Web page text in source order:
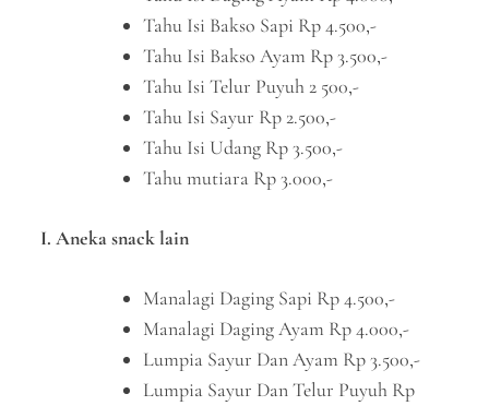
Tahu Isi Bakso Sapi Rp 4.500,-
Tahu Isi Bakso Ayam Rp 3.500,-
Tahu Isi Telur Puyuh 2 500,-
Tahu Isi Sayur Rp 2.500,-
Tahu Isi Udang Rp 3.500,-
Tahu mutiara Rp 3.000,-
I. Aneka snack lain
Manalagi Daging Sapi Rp 4.500,-
Manalagi Daging Ayam Rp 4.000,-
Lumpia Sayur Dan Ayam Rp 3.500,-
Lumpia Sayur Dan Telur Puyuh Rp